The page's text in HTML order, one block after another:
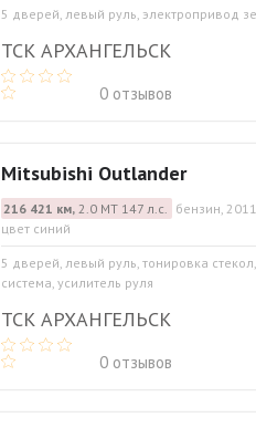
5 дверей, левый руль, электропривод
ТСК АРХАНГЕЛЬСК
0 отзывов
Mitsubishi Outlander
216 421 км,2.0 МТ 147 л.с. бензин,
цвет синий
5 дверей, левый руль, тонировка
система, усилитель руля
ТСК АРХАНГЕЛЬСК
0 отзывов